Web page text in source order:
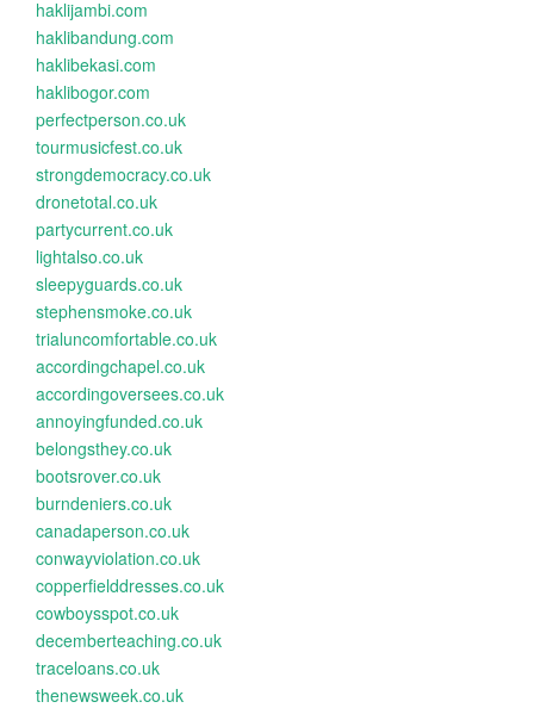
haklijambi.com
haklibandung.com
haklibekasi.com
haklibogor.com
perfectperson.co.uk
tourmusicfest.co.uk
strongdemocracy.co.uk
dronetotal.co.uk
partycurrent.co.uk
lightalso.co.uk
sleepyguards.co.uk
stephensmoke.co.uk
trialuncomfortable.co.uk
accordingchapel.co.uk
accordingoversees.co.uk
annoyingfunded.co.uk
belongsthey.co.uk
bootsrover.co.uk
burndeniers.co.uk
canadaperson.co.uk
conwayviolation.co.uk
copperfielddresses.co.uk
cowboysspot.co.uk
decemberteaching.co.uk
traceloans.co.uk
thenewsweek.co.uk